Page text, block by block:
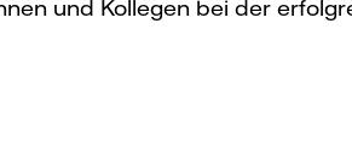
und Kollegen bei der